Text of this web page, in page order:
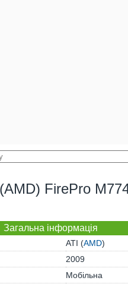
FirePro
Загальна інформація
ATI (AMD)
2009
Мобільна